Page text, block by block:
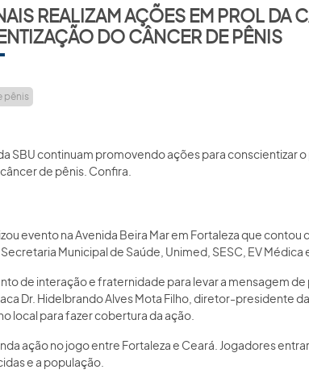
REALIZAM AÇÕES EM PROL DA
DO CÂNCER DE PÊNIS
pênis
SBU continuam promovendo ações para conscientizar
de pênis. Confira.
evento na Avenida Beira Mar em Fortaleza que contou
Municipal de Saúde, Unimed, SESC, EV Médica
de interação e fraternidade para levar a mensagem
Dr. Hidelbrando Alves Mota Filho, diretor-presidente
local para fazer cobertura da ação.
ação no jogo entre Fortaleza e Ceará. Jogadores
e a população.